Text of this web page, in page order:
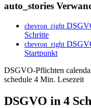
auto_stories
chevron_right
Schritte
chevron_right
Startpunkt
DSGVO-Pflichten
schedule 4 Min. Lesezeit
DSGVO in 4